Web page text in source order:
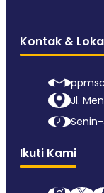
Kontak &
Jl.
Ikuti Kami